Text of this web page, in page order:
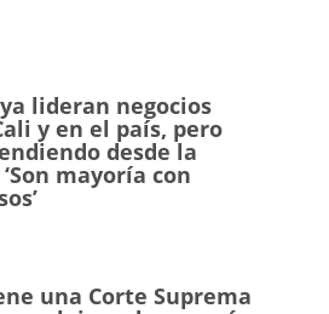
lideran negocios
y en el país, pero
desde la
mayoría con
una Corte Suprema